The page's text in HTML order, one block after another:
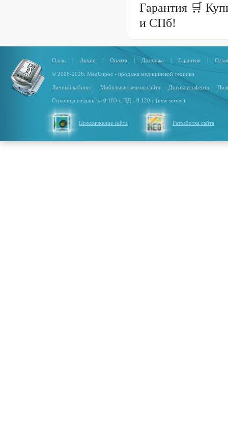
Гарантия 🛒
и СПб!
О нас | Акции | Оплата | Доставка | Гарантия |
© 2006-2026. МедСпрос - продажа медицинской техники
Личный кабинет Мобильная версия сайта Договор-оферта
Страница создана за 0.183 с, БД - 0.120 с (new server)
Продвижение сайта Разработка сайта